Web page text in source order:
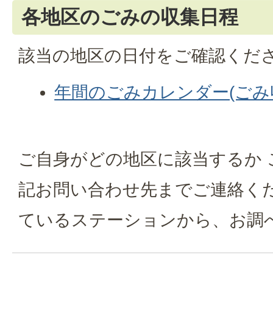
各地区のごみの収集日程
該当の地区の日付をご確認くだ
年間のごみカレンダー(ご
ご自身がどの地区に該当するか
記お問い合わせ先までご連絡く
ているステーションから、お調